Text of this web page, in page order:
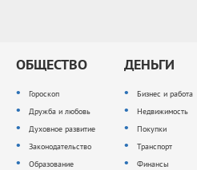
ОБЩЕСТВО
Гороскоп
Дружба и любовь
Духовное развитие
Законодательство
Образование
ДЕНЬГИ
Бизнес и работа
Недвижимость
Покупки
Транспорт
Финансы